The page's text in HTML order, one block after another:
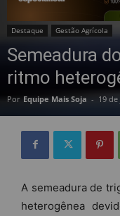
Destaque Gestão Agrícola
Semeadura
ritmo
Por Equipe Mais Soja - 19
A semeadura de
heterogênea